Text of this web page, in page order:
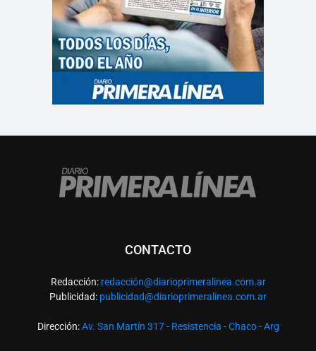
CONTACTO
Redacción: redacción@diarioprimeralinea.com.ar
Publicidad: publicidad@diarioprimeralinea.com.ar
Dirección:Av. San Martín 317 - Resistencia - Chaco - Arg